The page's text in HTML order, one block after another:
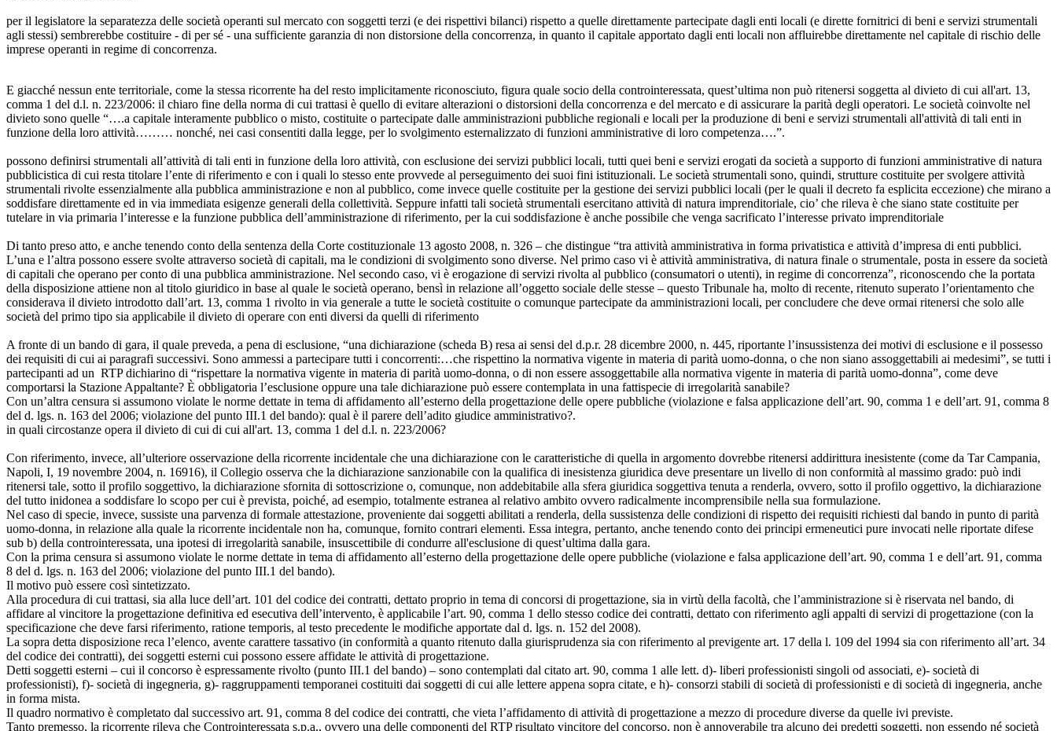
per il legislatore la separatezza delle società operanti sul mercato con soggetti terzi (e dei rispettivi bilanci) rispetto a quelle direttamente partecipate dagli enti locali (e dirette fornitrici di beni e servizi strumentali
agli stessi) sembrerebbe costituire - di per sé - una sufficiente garanzia di non distorsione della concorrenza, in quanto il capitale apportato dagli enti locali non affluirebbe direttamente nel capitale di rischio delle
imprese operanti in regime di concorrenza.
E giacché nessun ente territoriale, come la stessa ricorrente ha del resto implicitamente riconosciuto, figura quale socio della controinteressata, quest’ultima non può ritenersi soggetta al divieto di cui all'art. 13,
comma 1 del d.l. n. 223/2006: il chiaro fine della norma di cui trattasi è quello di evitare alterazioni o distorsioni della concorrenza e del mercato e di assicurare la parità degli operatori. Le società coinvolte nel
divieto sono quelle “….a capitale interamente pubblico o misto, costituite o partecipate dalle amministrazioni pubbliche regionali e locali per la produzione di beni e servizi strumentali all'attività di tali enti in
funzione della loro attività……… nonché, nei casi consentiti dalla legge, per lo svolgimento esternalizzato di funzioni amministrative di loro competenza….”.
possono definirsi strumentali all’attività di tali enti in funzione della loro attività, con esclusione dei servizi pubblici locali, tutti quei beni e servizi erogati da società a supporto di funzioni amministrative di natura
pubblicistica di cui resta titolare l’ente di riferimento e con i quali lo stesso ente provvede al perseguimento dei suoi fini istituzionali. Le società strumentali sono, quindi, strutture costituite per svolgere attività
strumentali rivolte essenzialmente alla pubblica amministrazione e non al pubblico, come invece quelle costituite per la gestione dei servizi pubblici locali (per le quali il decreto fa esplicita eccezione) che mirano a
soddisfare direttamente ed in via immediata esigenze generali della collettività. Seppure infatti tali società strumentali esercitano attività di natura imprenditoriale, cio’ che rileva è che siano state costituite per
tutelare in via primaria l’interesse e la funzione pubblica dell’amministrazione di riferimento, per la cui soddisfazione è anche possibile che venga sacrificato l’interesse privato imprenditoriale
Di tanto preso atto, e anche tenendo conto della sentenza della Corte costituzionale 13 agosto 2008, n. 326 – che distingue “tra attività amministrativa in forma privatistica e attività d’impresa di enti pubblici.
L’una e l’altra possono essere svolte attraverso società di capitali, ma le condizioni di svolgimento sono diverse. Nel primo caso vi è attività amministrativa, di natura finale o strumentale, posta in essere da società
di capitali che operano per conto di una pubblica amministrazione. Nel secondo caso, vi è erogazione di servizi rivolta al pubblico (consumatori o utenti), in regime di concorrenza”, riconoscendo che la portata
della disposizione attiene non al titolo giuridico in base al quale le società operano, bensì in relazione all’oggetto sociale delle stesse – questo Tribunale ha, molto di recente, ritenuto superato l’orientamento che
considerava il divieto introdotto dall’art. 13, comma 1 rivolto in via generale a tutte le società costituite o comunque partecipate da amministrazioni locali, per concludere che deve ormai ritenersi che solo alle
società del primo tipo sia applicabile il divieto di operare con enti diversi da quelli di riferimento
A fronte di un bando di gara, il quale preveda, a pena di esclusione, “una dichiarazione (scheda B) resa ai sensi del d.p.r. 28 dicembre 2000, n. 445, riportante l’insussistenza dei motivi di esclusione e il possesso
dei requisiti di cui ai paragrafi successivi. Sono ammessi a partecipare tutti i concorrenti:…che rispettino la normativa vigente in materia di parità uomo-donna, o che non siano assoggettabili ai medesimi”, se tutti i
partecipanti ad un RTP dichiarino di “rispettare la normativa vigente in materia di parità uomo-donna, o di non essere assoggettabile alla normativa vigente in materia di parità uomo-donna”, come deve
comportarsi la Stazione Appaltante? È obbligatoria l’esclusione oppure una tale dichiarazione può essere contemplata in una fattispecie di irregolarità sanabile?
Con un’altra censura si assumono violate le norme dettate in tema di affidamento all’esterno della progettazione delle opere pubbliche (violazione e falsa applicazione dell’art. 90, comma 1 e dell’art. 91, comma 8
del d. lgs. n. 163 del 2006; violazione del punto III.1 del bando): qual è il parere dell’adito giudice amministrativo?.
in quali circostanze opera il divieto di cui di cui all'art. 13, comma 1 del d.l. n. 223/2006?
Con riferimento, invece, all’ulteriore osservazione della ricorrente incidentale che una dichiarazione con le caratteristiche di quella in argomento dovrebbe ritenersi addirittura inesistente (come da Tar Campania,
Napoli, I, 19 novembre 2004, n. 16916), il Collegio osserva che la dichiarazione sanzionabile con la qualifica di inesistenza giuridica deve presentare un livello di non conformità al massimo grado: può indi
ritenersi tale, sotto il profilo soggettivo, la dichiarazione sfornita di sottoscrizione o, comunque, non addebitabile alla sfera giuridica soggettiva tenuta a renderla, ovvero, sotto il profilo oggettivo, la dichiarazione
del tutto inidonea a soddisfare lo scopo per cui è prevista, poiché, ad esempio, totalmente estranea al relativo ambito ovvero radicalmente incomprensibile nella sua formulazione.
Nel caso di specie, invece, sussiste una parvenza di formale attestazione, proveniente dai soggetti abilitati a renderla, della sussistenza delle condizioni di rispetto dei requisiti richiesti dal bando in punto di parità
uomo-donna, in relazione alla quale la ricorrente incidentale non ha, comunque, fornito contrari elementi. Essa integra, pertanto, anche tenendo conto dei principi ermeneutici pure invocati nelle riportate difese
sub b) della controinteressata, una ipotesi di irregolarità sanabile, insuscettibile di condurre all'esclusione di quest’ultima dalla gara.
Con la prima censura si assumono violate le norme dettate in tema di affidamento all’esterno della progettazione delle opere pubbliche (violazione e falsa applicazione dell’art. 90, comma 1 e dell’art. 91, comma
8 del d. lgs. n. 163 del 2006; violazione del punto III.1 del bando).
Il motivo può essere così sintetizzato.
Alla procedura di cui trattasi, sia alla luce dell’art. 101 del codice dei contratti, dettato proprio in tema di concorsi di progettazione, sia in virtù della facoltà, che l’amministrazione si è riservata nel bando, di
affidare al vincitore la progettazione definitiva ed esecutiva dell’intervento, è applicabile l’art. 90, comma 1 dello stesso codice dei contratti, dettato con riferimento agli appalti di servizi di progettazione (con la
specificazione che deve farsi riferimento, ratione temporis, al testo precedente le modifiche apportate dal d. lgs. n. 152 del 2008).
La sopra detta disposizione reca l’elenco, avente carattere tassativo (in conformità a quanto ritenuto dalla giurisprudenza sia con riferimento al previgente art. 17 della l. 109 del 1994 sia con riferimento all’art. 34
del codice dei contratti), dei soggetti esterni cui possono essere affidate le attività di progettazione.
Detti soggetti esterni – cui il concorso è espressamente rivolto (punto III.1 del bando) – sono contemplati dal citato art. 90, comma 1 alle lett. d)- liberi professionisti singoli od associati, e)- società di
professionisti), f)- società di ingegneria, g)- raggruppamenti temporanei costituiti dai soggetti di cui alle lettere appena sopra citate, e h)- consorzi stabili di società di professionisti e di società di ingegneria, anche
in forma mista.
Il quadro normativo è completato dal successivo art. 91, comma 8 del codice dei contratti, che vieta l’affidamento di attività di progettazione a mezzo di procedure diverse da quelle ivi previste.
Tanto premesso, la ricorrente rileva che Controinteressata s.p.a., ovvero una delle componenti del RTP risultato vincitore del concorso, non è annoverabile tra alcuno dei predetti soggetti, non essendo né società